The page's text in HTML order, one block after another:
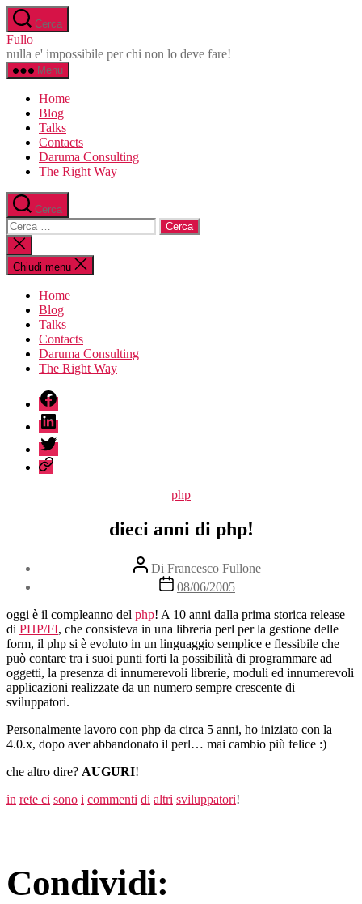
Salta
al
contenuto
Cerca
Fullo
nulla e' impossibile per chi non lo deve fare!
Menu
Home
Blog
Talks
Contacts
Daruma Consulting
The Right Way
Cerca
Cerca:
Chiudi
la
ricerca
Chiudi menu
Home
Blog
Talks
Contacts
Daruma Consulting
The Right Way
fb
linkedin
twitter
sessionize
Categorie
php
dieci anni di php!
Autore
articolo
Di Francesco Fullone
Data
dell'articolo
08/06/2005
oggi è il compleanno del php! A 10 anni dalla prima storica release
di PHP/FI, che consisteva in una libreria perl per la gestione delle
form, il php si è evoluto in un linguaggio semplice e flessibile che
può contare tra i suoi punti forti la possibilità di programmare ad
oggetti, la presenza di innumerevoli librerie, moduli ed innumerevoli
applicazioni realizzate da un numero sempre crescente di
sviluppatori.
Personalmente lavoro con php da circa 5 anni, ho iniziato con la
4.0.x, dopo aver abbandonato il perl… mai cambio più felice :)
che altro dire? AUGURI!
in rete ci sono i commenti di altri sviluppatori!
Condividi: